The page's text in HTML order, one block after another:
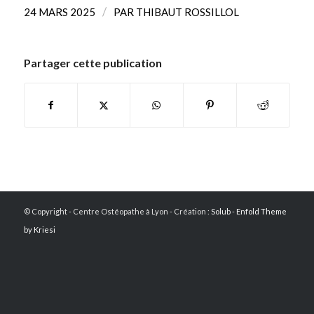
24 MARS 2025 / PAR THIBAUT ROSSILLOL
Partager cette publication
© Copyright - Centre Ostéopathe à Lyon - Création : Solub- Enfold Theme
by Kriesi